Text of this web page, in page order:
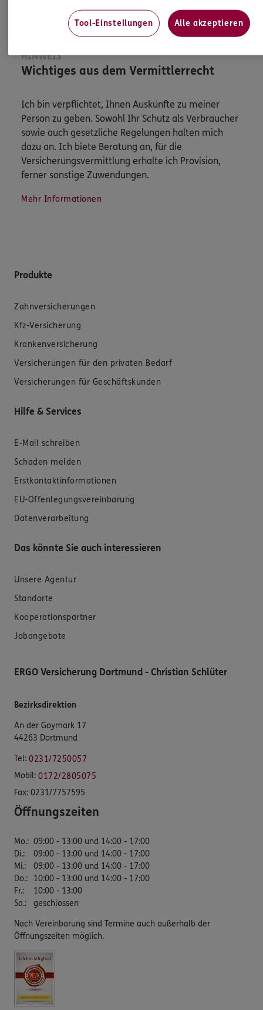
HINWEIS
Wichtiges aus dem Vermittlerrecht
Ich bin verpflichtet, Ihnen Auskünfte zu meiner
Person zu geben. Sowohl Ihr Schutz als Verbraucher
sowie auch gesetzliche Regelungen halten mich
dazu an. Ich biete Beratung an, für die
Versicherungsvermittlung erhalte ich Provision,
ferner sonstige Zuwendungen.
Mehr Informationen
Produkte
Zahnversicherungen
Kfz-Versicherung
Krankenversicherung
Versicherungen für den privaten Bedarf
Versicherungen für Geschäftskunden
Hilfe & Services
E-Mail schreiben
Schaden melden
Erstkontaktinformationen
EU-Offenlegungsvereinbarung
Datenverarbeitung
Das könnte Sie auch interessieren
Unsere Agentur
Standorte
Kooperationspartner
Jobangebote
ERGO Versicherung Dortmund - Christian Schlüter
Bezirksdirektion
An der Goymark 17
44263 Dortmund
Tel: 0231/7250057
Mobil: 0172/2805075
Fax: 0231/7757595
Öffnungszeiten
Mo.: 09:00 - 13:00 und 14:00 - 17:00
Di.:
09:00 - 13:00 und 14:00 - 17:00
Mi.:
09:00 - 13:00 und 14:00 - 17:00
Do.:
10:00 - 13:00 und 14:00 - 17:00
Fr.:
10:00 - 13:00
Sa.: geschlossen
Nach Vereinbarung sind Termine auch außerhalb der
Öffnungszeiten möglich.
Tool-Einstellungen Alle akzeptieren